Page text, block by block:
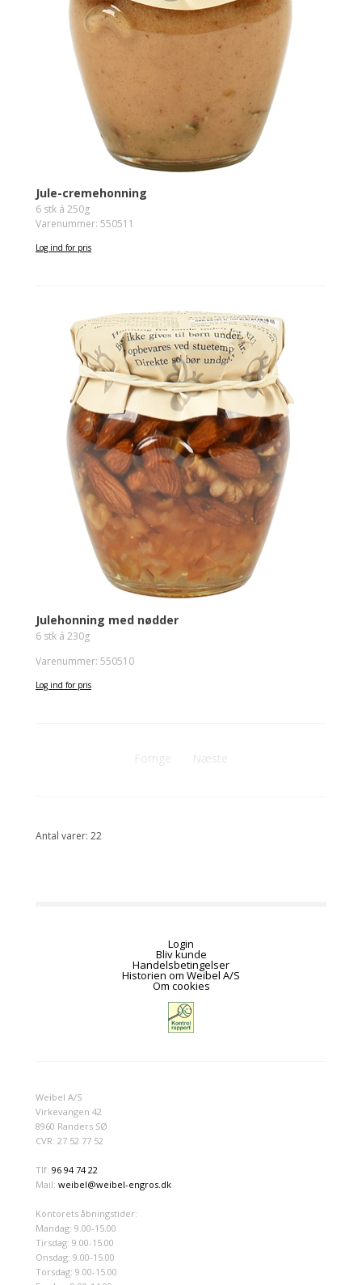
Jule-cremehonning
6 stk á 250g
Varenummer: 550511
Log ind for pris
Julehonning med nødder
6 stk á 230g
Varenummer: 550510
Log ind for pris
Forrige Næste
Antal varer: 22
Login
Bliv kunde
Handelsbetingelser
Historien om Weibel A/S
Om cookies
Weibel A/S
Virkevangen 42
8960 Randers SØ
CVR: 27 52 77 52
Tlf: 96 94 74 22
Mail: weibel@weibel-engros.dk
Kontorets åbningstider:
Mandag: 9.00-15.00
Tirsdag: 9.00-15.00
Onsdag: 9.00-15.00
Torsdag: 9.00-15.00